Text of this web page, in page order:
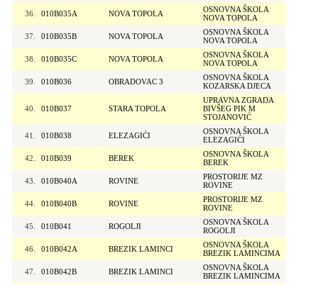
36. 010B035A NOVA TOPOLA
OSNOVNA ŠKOLA
NOVA TOPOLA
37. 010B035B NOVA TOPOLA
OSNOVNA ŠKOLA
NOVA TOPOLA
38. 010B035C NOVA TOPOLA
OSNOVNA ŠKOLA
NOVA TOPOLA
39. 010B036 OBRADOVAC 3
OSNOVNA ŠKOLA
KOZARSKA DJECA
40. 010B037 STARA TOPOLA
UPRAVNA ZGRADA
BIVŠEG PIK M
STOJANOVIĆ
41. 010B038 ELEZAGIĆI
OSNOVNA ŠKOLA
ELEZAGIĆI
42. 010B039 BEREK
OSNOVNA ŠKOLA
BEREK
43. 010B040A ROVINE
PROSTORIJE MZ
ROVINE
44. 010B040B ROVINE
PROSTORIJE MZ
ROVINE
45. 010B041 ROGOLJI
OSNOVNA ŠKOLA
ROGOLJI
46. 010B042A BREZIK LAMINCI
OSNOVNA ŠKOLA
BREZIK LAMINCIMA
47. 010B042B BREZIK LAMINCI
OSNOVNA ŠKOLA
BREZIK LAMINCIMA